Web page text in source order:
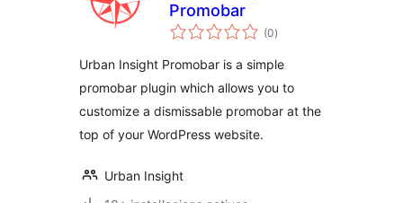
Promobar
(0puntuacions
totals
)
Urban Insight Promobar is a simple
promobar plugin which allows you to
customize a dismissable promobar at the
top of your WordPress website.
Urban Insight